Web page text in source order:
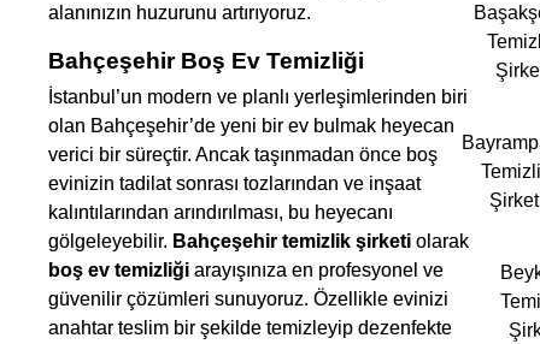
alanınızın huzurunu artırıyoruz.
Bahçeşehir Boş Ev Temizliği
İstanbul’un modern ve planlı yerleşimlerinden biri
olan Bahçeşehir’de yeni bir ev bulmak heyecan
verici bir süreçtir. Ancak taşınmadan önce boş
evinizin tadilat sonrası tozlarından ve inşaat
kalıntılarından arındırılması, bu heyecanı
gölgeleyebilir. Bahçeşehir temizlik şirketi olarak
boş ev temizliği arayışınıza en profesyonel ve
güvenilir çözümleri sunuyoruz. Özellikle evinizi
anahtar teslim bir şekilde temizleyip dezenfekte